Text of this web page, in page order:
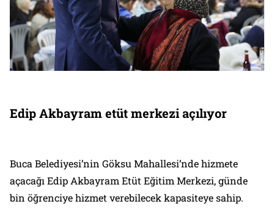
Edip Akbayram etüt merkezi açılıyor
Buca Belediyesi’nin Göksu Mahallesi’nde hizmete
açacağı Edip Akbayram Etüt Eğitim Merkezi, günde
bin öğrenciye hizmet verebilecek kapasiteye sahip.